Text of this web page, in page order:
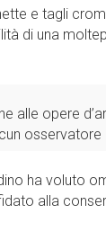
e tagli
di una
alle opere
osservatore
ha voluto
alla